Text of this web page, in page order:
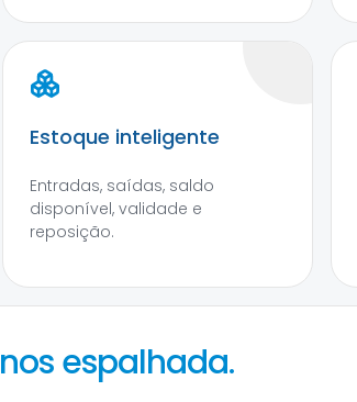
Estoque inteligente
Entradas, saídas, saldo
disponível, validade e
reposição.
espalhada.